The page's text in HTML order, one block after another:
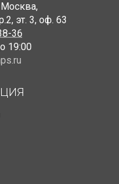
Москва,
, эт. 3, оф. 63
36
19:00